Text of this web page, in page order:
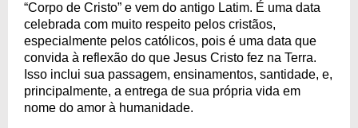
“Corpo de Cristo” e vem do antigo Latim. É uma data
celebrada com muito respeito pelos cristãos,
especialmente pelos católicos, pois é uma data que
convida à reflexão do que Jesus Cristo fez na Terra.
Isso inclui sua passagem, ensinamentos, santidade, e,
principalmente, a entrega de sua própria vida em
nome do amor à humanidade.